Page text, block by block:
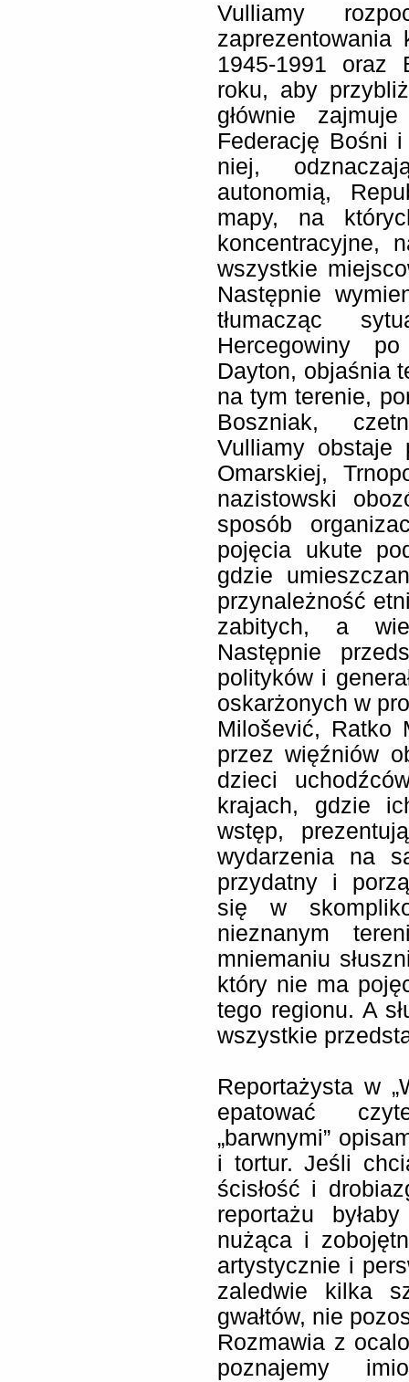
Vulliamy
1945-1991 oraz
roku, aby
głównie
Federację Bośni
niej,
autonomią,
mapy, na
koncentracyjne,
wszystkie
Następnie
tłumacząc
Hercegowiny
Dayton, objaśnia
na tym terenie,
Boszniak,
Vulliamy
Omarskiej,
nazistowski
sposób
pojęcia ukute
gdzie
przynależność
zabitych, a
Następnie
polityków i
oskarżonych w
Milošević, Ratko
przez więźniów
dzieci
krajach, gdzie
wstęp,
wydarzenia na
przydatny i
się w
nieznanym
mniemaniu
który nie ma
tego regionu. A
wszystkie
Reportażysta w
epatować
„barwnymi”
i tortur. Jeśli
ścisłość i
reportażu
nużąca i
artystycznie i
zaledwie kilka
gwałtów, nie
Rozmawia z
poznajemy